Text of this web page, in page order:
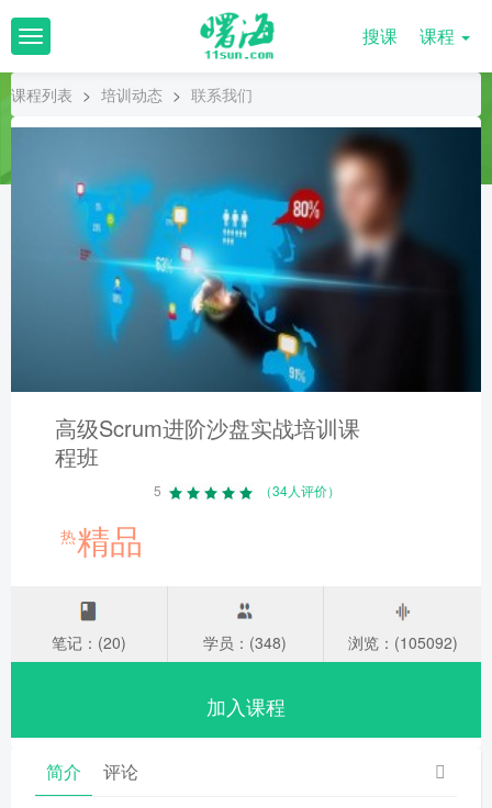
T
o
g
l
搜课 课程
课程列表 > 培训动态 > 联系我们
高级Scrum进阶沙盘实战培训课
程班
5 （34人评价）
热精品
笔记：(20) 学员：(348) 浏览：(105092)
加入课程
简介 评论